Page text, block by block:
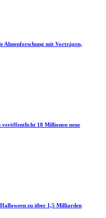
Ahnenforschung mit Vorträgen,
veröffentlicht 18 Millionen neue
zu über 1,5 Milliarden